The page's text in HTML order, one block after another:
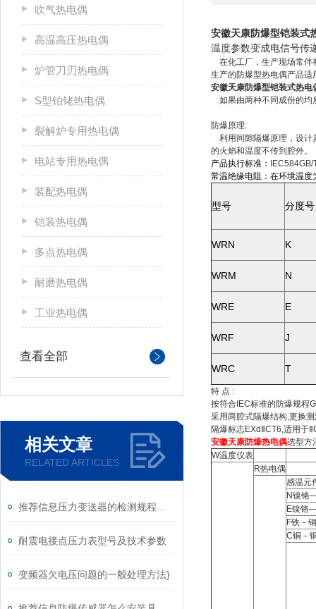
吹气热电偶
高温高压热电偶
炉管刀刃热电偶
S型铂铑热电偶
裂解炉专用热电偶
电站专用热电偶
装配热电偶
铠装热电偶
多点热电偶
耐磨热电偶
工业热电偶
查看全部
相关文章
RELATED ARTICLES
耐震电接点压力表型号及技术参数
变频器欠电压问题的一般处理方法}
安徽天康防爆型铠装式
温度参数变成电信号传
在化工厂，生产现场常伴
生产的防爆型热电偶产品
安徽天康防爆型铠装式热
如果由两种不同成份的均
防爆原理:
利用间隙隔爆原理，设计
的火焰和温度不传到腔外。
产品执行标准：
常温绝缘电阻：在环境温度
型号 分度号
WRN K
WRM N
WRE E
WRF J
WRC T
特 点 :
按符合IEC标准的防爆规程
采用两腔式隔爆结构,更换
隔爆标志EXdⅡCT6,适用于
安徽天康防爆热电偶选型方
W温度仪表
R热电偶
感温元
N镍铬
E镍铬
F铁－
C铜－